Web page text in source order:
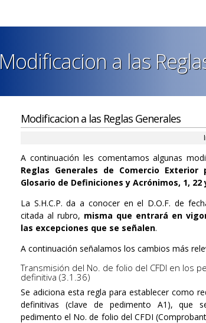
Modificacion a las
Modificacion a las Reglas Generales
A continuación les comentamos algunas
Reglas Generales de Comercio
Glosario de Definiciones y Acrónimos, 1, 22
La S.H.C.P. da a conocer en el D.O.F. de
citada al rubro, misma que entrará en
las excepciones que se señalen.
A continuación señalamos los cambios más
Transmisión del No. de folio del CFDI en los
definitiva (3.1.36)
Se adiciona esta regla para establecer como
definitivas (clave de pedimento A1), que
pedimento el No. de folio del CFDI